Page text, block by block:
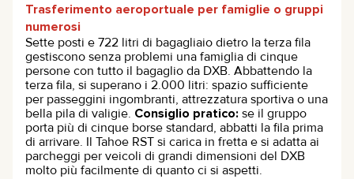
Trasferimento aeroportuale per famiglie o gruppi
numerosi
Sette posti e 722 litri di bagagliaio dietro la terza fila
gestiscono senza problemi una famiglia di cinque
persone con tutto il bagaglio da DXB. Abbattendo la
terza fila, si superano i 2.000 litri: spazio sufficiente
per passeggini ingombranti, attrezzatura sportiva o una
bella pila di valigie. Consiglio pratico: se il gruppo
porta più di cinque borse standard, abbatti la fila prima
di arrivare. Il Tahoe RST si carica in fretta e si adatta ai
parcheggi per veicoli di grandi dimensioni del DXB
molto più facilmente di quanto ci si aspetti.